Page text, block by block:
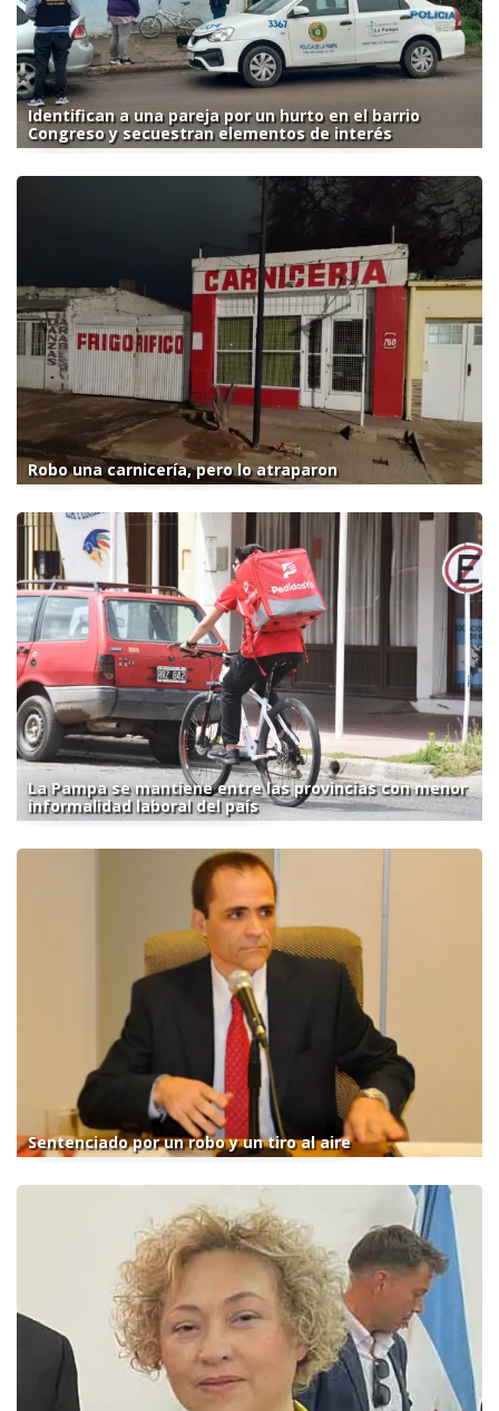
Identifican a una pareja por un hurto en el barrio
Congreso y secuestran elementos de interés
Robo una carnicería, pero lo atraparon
La Pampa se mantiene entre las provincias con menor
informalidad laboral del país
Sentenciado por un robo y un tiro al aire